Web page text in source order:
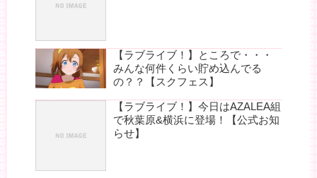
【ラブライブ！】ところで・・・
みんな何件くらい貯め込んでる
の？？【スクフェス】
【ラブライブ！】今日はAZALEA組
で秋葉原&横浜に登場！【公式お知
らせ】